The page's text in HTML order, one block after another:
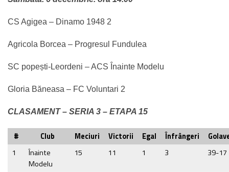
CS Agigea – Dinamo 1948 2
Agricola Borcea – Progresul Fundulea
SC popești-Leordeni – ACS Înainte Modelu
Gloria Băneasa – FC Voluntari 2
CLASAMENT – SERIA 3 – ETAPA 15
# Club Meciuri Victorii Egal Înfrângeri
1
Înainte
Modelu
15 11 1 3 39-17